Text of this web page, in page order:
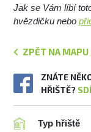
Jak se Vám líbí
hvězdičku nebo
ZPĚT NA
ZNÁTE
HŘIŠTĚ?
Typ hřiště